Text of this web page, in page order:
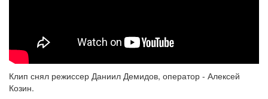
Клип снял режиссер Даниил Демидов, оператор - Алексей
Козин.